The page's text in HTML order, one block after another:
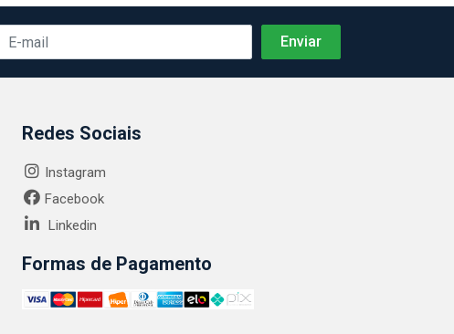
Redes Sociais
Instagram
Facebook
Linkedin
Formas de Pagamento